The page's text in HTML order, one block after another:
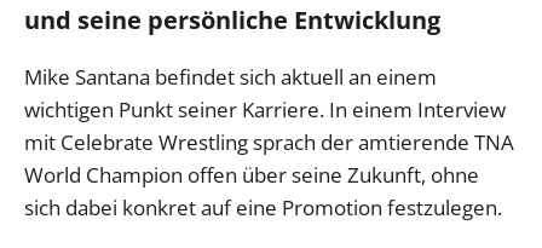
und seine persönliche Entwicklung
Mike Santana befindet sich aktuell an einem
wichtigen Punkt seiner Karriere. In einem Interview
mit Celebrate Wrestling sprach der amtierende TNA
World Champion offen über seine Zukunft, ohne
sich dabei konkret auf eine Promotion festzulegen.